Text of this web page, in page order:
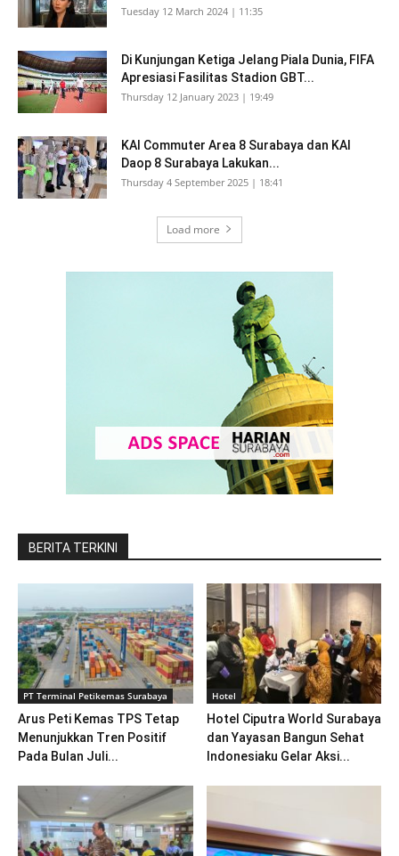
Tuesday 12 March 2024 | 11:35
Di Kunjungan Ketiga Jelang Piala Dunia, FIFA
Apresiasi Fasilitas Stadion GBT...
Thursday 12 January 2023 | 19:49
KAI Commuter Area 8 Surabaya dan KAI
Daop 8 Surabaya Lakukan...
Thursday 4 September 2025 | 18:41
Load more
BERITA TERKINI
PT Terminal Petikemas Surabaya
Arus Peti Kemas TPS Tetap
Menunjukkan Tren Positif
Pada Bulan Juli...
Hotel
Hotel Ciputra World Surabaya
dan Yayasan Bangun Sehat
Indonesiaku Gelar Aksi...